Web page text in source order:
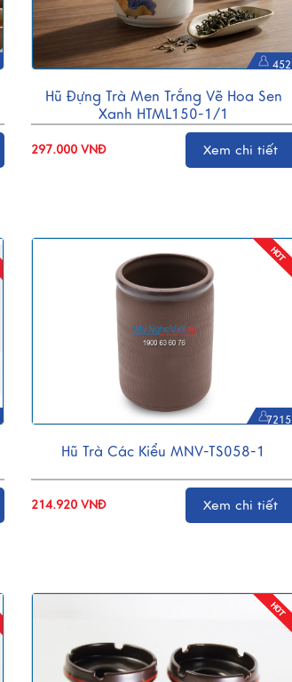
452
Hũ Đựng Trà Men Trắng Vẽ Hoa Sen
Xanh HTML150-1/1
297.000 VNĐ Xem chi tiết
7215
Hũ Trà Các Kiểu MNV-TS058-1
214.920 VNĐ Xem chi tiết